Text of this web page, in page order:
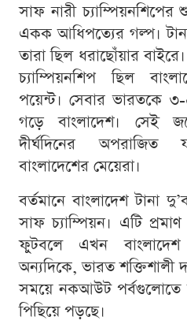
সাফ নারী
একক আধিপত্যের গল্প।
তারা ছিল ধরাছোঁয়ার
চ্যাম্পিয়নশিপ ছিল
পয়েন্ট। সেবার ভারতকে
গড়ে বাংলাদেশ। সেই
দীর্ঘদিনের অপরাজিত
বাংলাদেশের মেয়েরা।
বর্তমানে বাংলাদেশ টানা
সাফ চ্যাম্পিয়ন। এটি
ফুটবলে এখন
অন্যদিকে, ভারত শক্তিশালী
সময়ে নকআউট পর্বগুলোতে
পিছিয়ে পড়ছে।